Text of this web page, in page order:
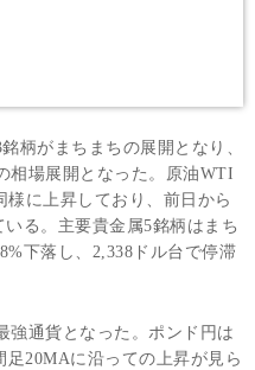
柄がまちまちの展開となり、
相場展開となった。原油WTI
に上昇しており、前日から
る。主要貴金属5銘柄はまち
下落し、2,338ドル台で停滞
強通貨となった。ポンド円は
足20MAに沿っての上昇が見ら